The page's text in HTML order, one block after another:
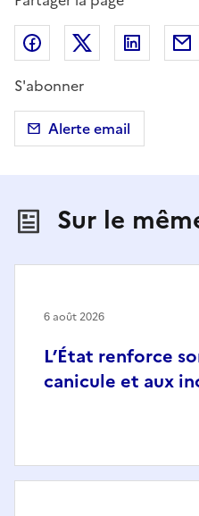
Partager sur Facebook
Partager sur
S'abonner
Alerte email
Sur le
L’État renforce
canicule et aux
6 août 2026